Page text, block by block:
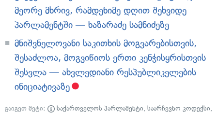
მეორე მხრივ, რამდენიმე დღით შეხვიდე
პარლამენტში — ხაზარაძე სამნიძეზე
მნიშვნელოვანი საკითხის მოგვარებისთვის,
შესაძლოა, მოგვიწიოს ერთი კენჭისყრისთვის
შესვლა — ახვლედიანი რესპუბლიკელების
ინიციატივაზე
გაიგეთ მეტი: საქართველოს პარლამენტი, საარჩევნო კოდექსი,